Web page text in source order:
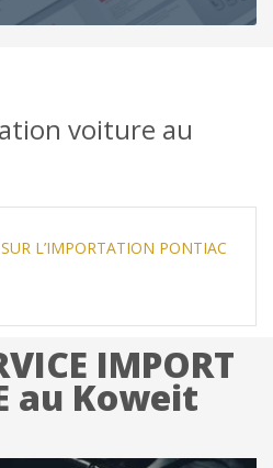
voiture au
L’IMPORTATION PONTIAC
IMPORT
au Koweit